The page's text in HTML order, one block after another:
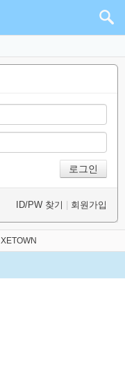
ID/PW 찾기 회원가입
XETOWN